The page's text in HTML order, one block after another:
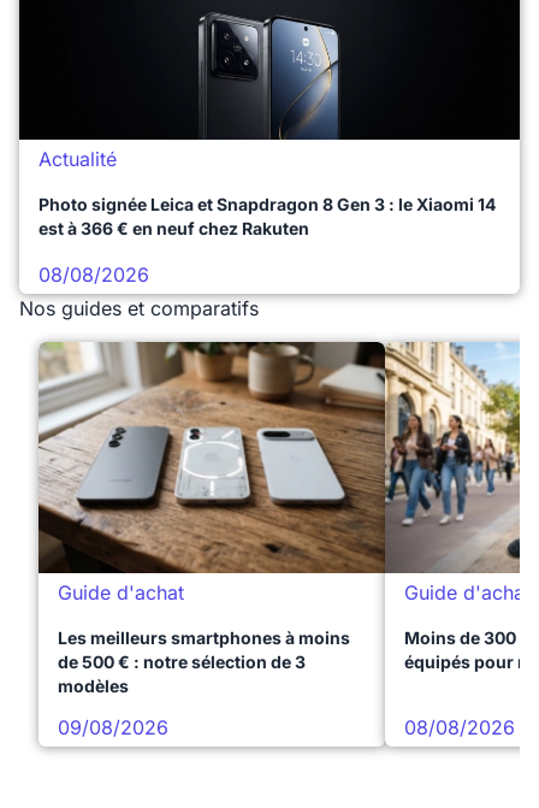
Actualité
Photo signée Leica et Snapdragon 8 Gen 3 : le Xiaomi 14
est à 366 € en neuf chez Rakuten
08/08/2026
Nos guides et comparatifs
Guide d'achat
Les meilleurs smartphones à moins
de 500 € : notre sélection de 3
modèles
09/08/2026
Guide d'achat
Moins de 300 €
équipés pour
08/08/2026